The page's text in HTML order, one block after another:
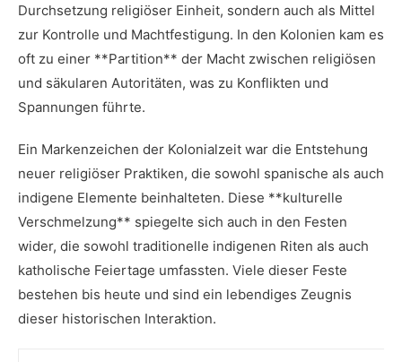
Durchsetzung religiöser Einheit, sondern auch als Mittel
zur Kontrolle und Machtfestigung. In den Kolonien kam es
oft zu einer **Partition** der⁤ Macht zwischen religiösen
und säkularen ⁢Autoritäten, was zu⁢ Konflikten und
Spannungen führte.
Ein Markenzeichen der Kolonialzeit war die Entstehung
neuer religiöser Praktiken,‍ die sowohl spanische als auch​
indigene Elemente ‌beinhalteten. Diese **kulturelle
Verschmelzung** spiegelte sich auch in den Festen
wider, die sowohl traditionelle indigenen Riten als auch
katholische ‌Feiertage⁢ umfassten. ​Viele ⁣dieser ‍Feste⁣
bestehen bis heute und sind ein lebendiges Zeugnis
dieser historischen Interaktion.